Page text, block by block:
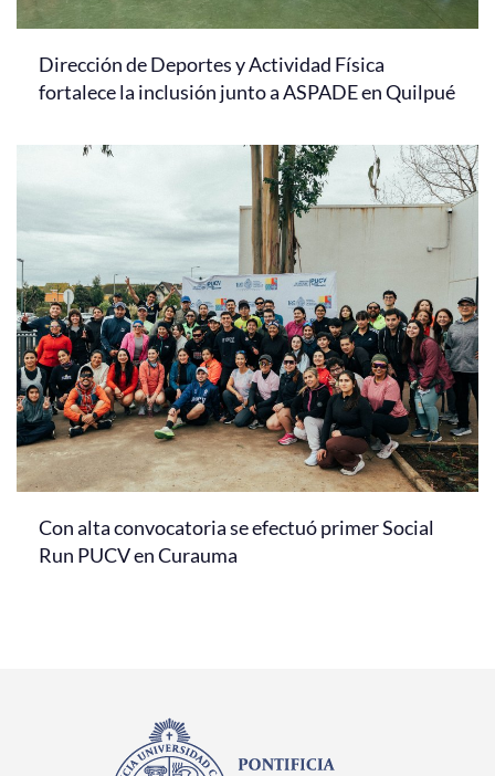
Dirección de Deportes y Actividad Física
fortalece la inclusión junto a ASPADE en Quilpué
Con alta convocatoria se efectuó primer Social
Run PUCV en Curauma